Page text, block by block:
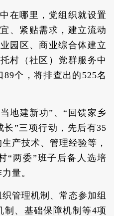
在哪里，党组织就设置
、紧贴需求，建立流动
园区、商业综合体建立
村（社区）党群服务中
个，将排查出的525名
地建新功”、“回馈家乡
长”三项行动，先后有35
产技术、管理经验等，
“两委”班子后备人选培
量。
管理机制、常态参加组
制、基础保障机制等4项